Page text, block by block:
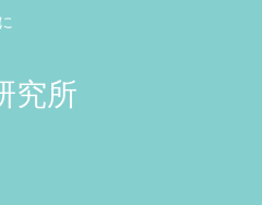
究所